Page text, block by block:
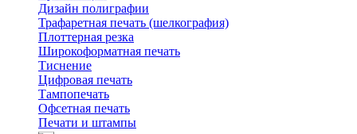
Дизайн полиграфии
Трафаретная печать (шелкография)
Плоттерная резка
Широкоформатная печать
Тиснение
Цифровая печать
Тампопечать
Офсетная печать
Печати и штампы